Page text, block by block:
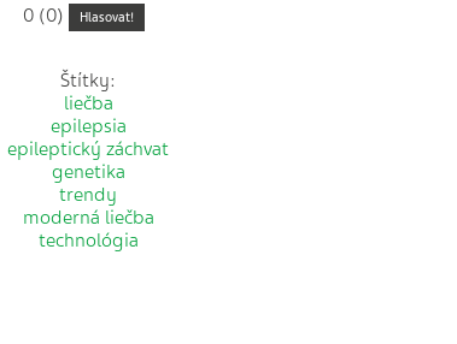
0 (0) Hlasovat!
Štítky:
liečba
epilepsia
epileptický záchvat
genetika
trendy
moderná liečba
technológia